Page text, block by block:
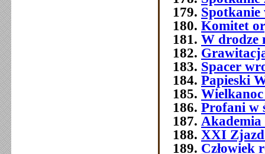
Spotkanie
Komitet
W drodze
Spacer
Papieski
Profani w
Akademia
XXI Zjazd
Człowiek